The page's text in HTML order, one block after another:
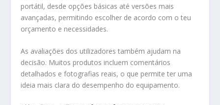
portátil, desde opções básicas até versões mais
avançadas, permitindo escolher de acordo com o teu
orçamento e necessidades.
As avaliações dos utilizadores também ajudam na
decisão. Muitos produtos incluem comentários
detalhados e fotografias reais, o que permite ter uma
ideia mais clara do desempenho do equipamento.